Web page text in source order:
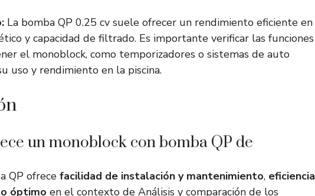
La bomba QP 0.25 cv suele ofrecer un rendimiento eficiente en
y capacidad de filtrado. Es importante verificar las funciones
el monoblock, como temporizadores o sistemas de auto
uso y rendimiento en la piscina.
un monoblock con bomba QP de
QP ofrece facilidad de instalación y mantenimiento, eficiencia
óptimo en el contexto de Análisis y comparación de los